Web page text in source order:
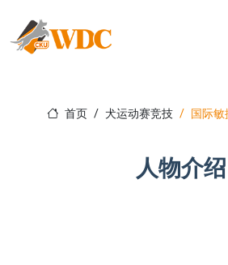
首页 犬运动赛竞技 国际敏
人物介绍